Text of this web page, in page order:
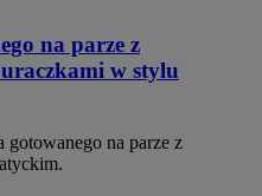
na parze z
w stylu
gotowanego na parze z